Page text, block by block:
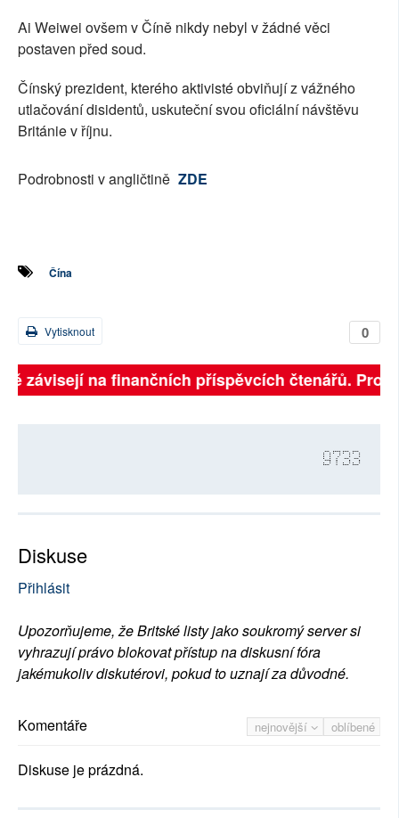
Ai Weiwei ovšem v Číně nikdy nebyl v žádné věci
postaven před soud.
Čínský prezident, kterého aktivisté obviňují z vážného
utlačování disidentů, uskuteční svou oficiální návštěvu
Británie v říjnu.
Podrobnosti v angličtině ZDE
Čína
0
Vytisknout
závisejí na finančních příspěvcích čtenářů.
9733
Diskuse
Přihlásit
Upozorňujeme, že Britské listy jako soukromý server si
vyhrazují právo blokovat přístup na diskusní fóra
jakémukoliv diskutérovi, pokud to uznají za důvodné.
nejnovější oblíbené
Komentáře
Diskuse je prázdná.